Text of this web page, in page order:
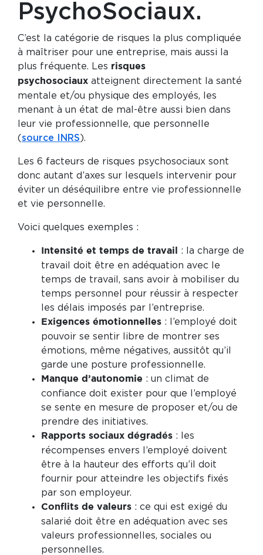
PsychoSociaux.
C’est la catégorie de risques la plus compliquée
à maîtriser pour une entreprise, mais aussi la
plus fréquente. Les risques
psychosociaux atteignent directement la santé
mentale et/ou physique des employés, les
menant à un état de mal-être aussi bien dans
leur vie professionnelle, que personnelle
(source INRS).
Les 6 facteurs de risques psychosociaux sont
donc autant d’axes sur lesquels intervenir pour
éviter un déséquilibre entre vie professionnelle
et vie personnelle.
Voici quelques exemples :
Intensité et temps de travail
: la charge de
travail doit être en adéquation avec le
temps de travail, sans avoir à mobiliser du
temps personnel pour réussir à respecter
les délais imposés par l’entreprise.
Exigences émotionnelles : l’employé doit
pouvoir se sentir libre de montrer ses
émotions, même négatives, aussitôt qu’il
garde une posture professionnelle.
Manque d’autonomie : un climat de
confiance doit exister pour que l’employé
se sente en mesure de proposer et/ou de
prendre des initiatives.
Rapports sociaux dégradés : les
récompenses envers l’employé doivent
être à la hauteur des efforts qu’il doit
fournir pour atteindre les objectifs fixés
par son employeur.
Conflits de valeurs : ce qui est exigé du
salarié doit être en adéquation avec ses
valeurs professionnelles, sociales ou
personnelles.